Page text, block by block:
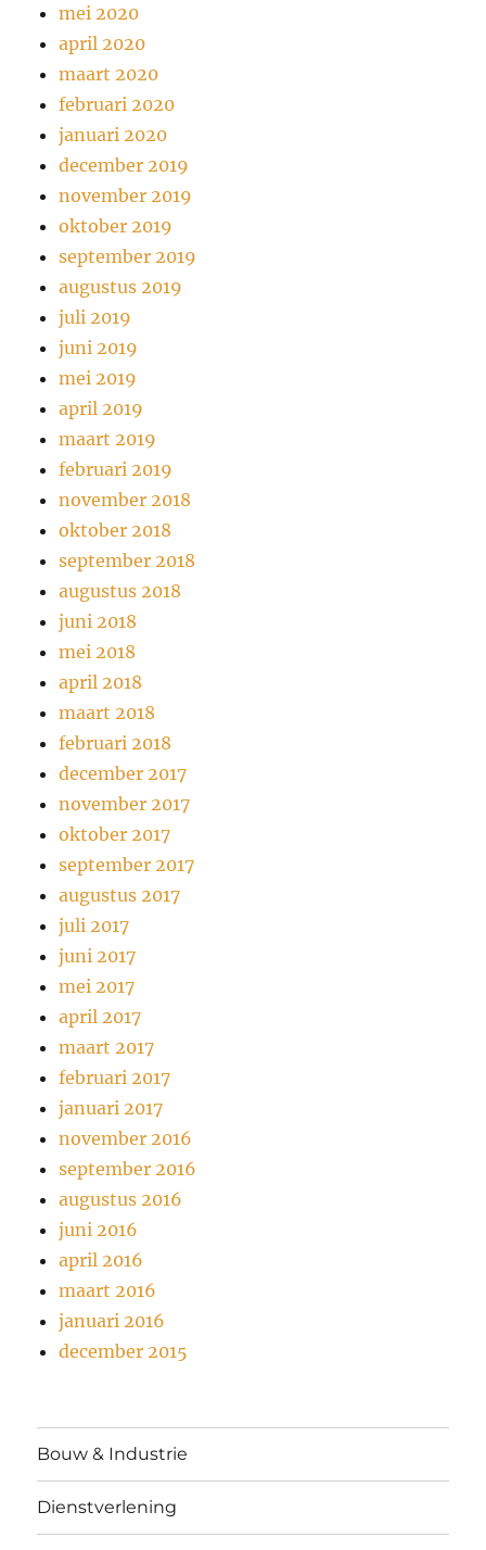
mei 2020
april 2020
maart 2020
februari 2020
januari 2020
december 2019
november 2019
oktober 2019
september 2019
augustus 2019
juli 2019
juni 2019
mei 2019
april 2019
maart 2019
februari 2019
november 2018
oktober 2018
september 2018
augustus 2018
juni 2018
mei 2018
april 2018
maart 2018
februari 2018
december 2017
november 2017
oktober 2017
september 2017
augustus 2017
juli 2017
juni 2017
mei 2017
april 2017
maart 2017
februari 2017
januari 2017
november 2016
september 2016
augustus 2016
juni 2016
april 2016
maart 2016
januari 2016
december 2015
Bouw & Industrie
Dienstverlening